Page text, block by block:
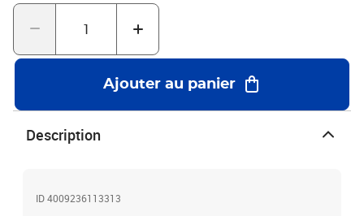
Ajouter au panier
Description
ID 4009236113313